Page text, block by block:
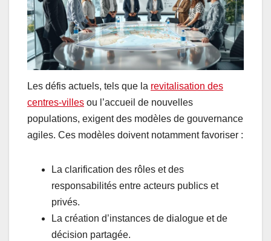
Les défis actuels, tels que la revitalisation des
centres-villes ou l’accueil de nouvelles
populations, exigent des modèles de gouvernance
agiles. Ces modèles doivent notamment favoriser :
La clarification des rôles et des
responsabilités entre acteurs publics et
privés.
La création d’instances de dialogue et de
décision partagée.